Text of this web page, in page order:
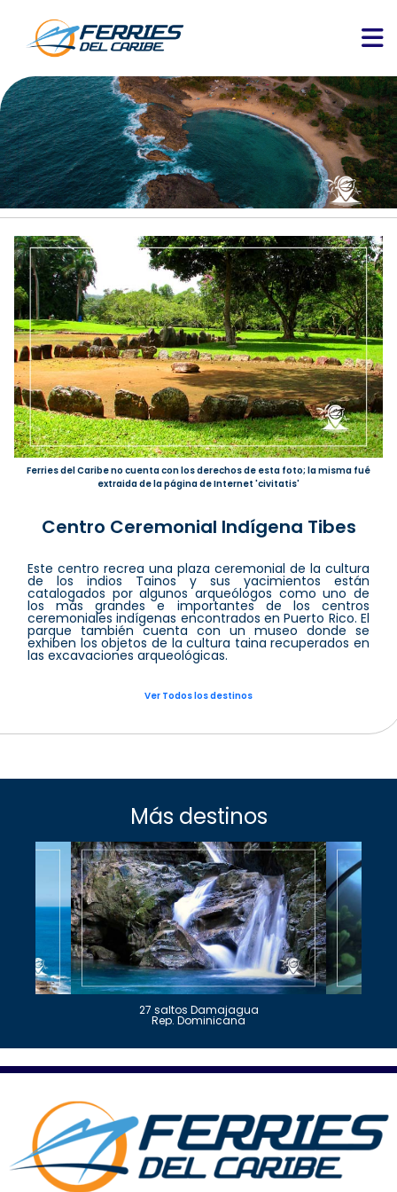
Ferries del Caribe no cuenta con los derechos de esta foto; la misma fué
extraida de la página de Internet 'civitatis'
Centro Ceremonial Indígena Tibes
Este centro recrea una plaza ceremonial de la cultura
de los indios Tainos y sus yacimientos están
catalogados por algunos arqueólogos como uno de
los más grandes e importantes de los centros
ceremoniales indígenas encontrados en Puerto Rico. El
parque también cuenta con un museo donde se
exhiben los objetos de la cultura taina recuperados en
las excavaciones arqueológicas.
Ver Todos los destinos
Más destinos
27 saltos Damajagua
Rep. Dominicana